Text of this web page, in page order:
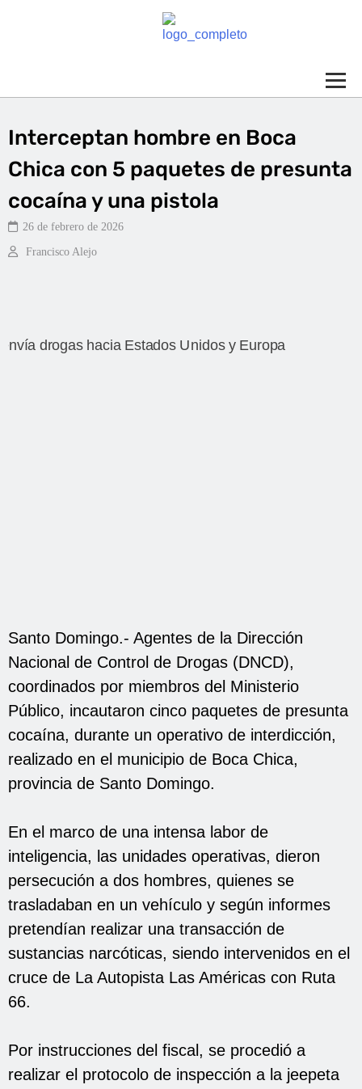
Interceptan hombre en Boca
Chica con 5 paquetes de presunta
cocaína y una pistola
26 de febrero de 2026
Francisco Alejo
Santo Domingo.- Agentes de la Dirección
Nacional de Control de Drogas (DNCD),
coordinados por miembros del Ministerio
Público, incautaron cinco paquetes de presunta
cocaína, durante un operativo de interdicción,
realizado en el municipio de Boca Chica,
provincia de Santo Domingo.
En el marco de una intensa labor de
inteligencia, las unidades operativas, dieron
persecución a dos hombres, quienes se
trasladaban en un vehículo y según informes
pretendían realizar una transacción de
sustancias narcóticas, siendo intervenidos en el
cruce de La Autopista Las Américas con Ruta
66.
Por instrucciones del fiscal, se procedió a
realizar el protocolo de inspección a la jeepeta